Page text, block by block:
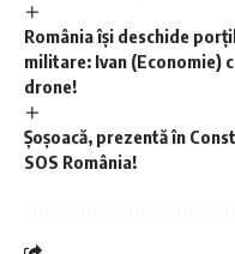
România își deschide
militare: Ivan (Economie)
drone!
Șoșoacă, prezentă în
SOS România!